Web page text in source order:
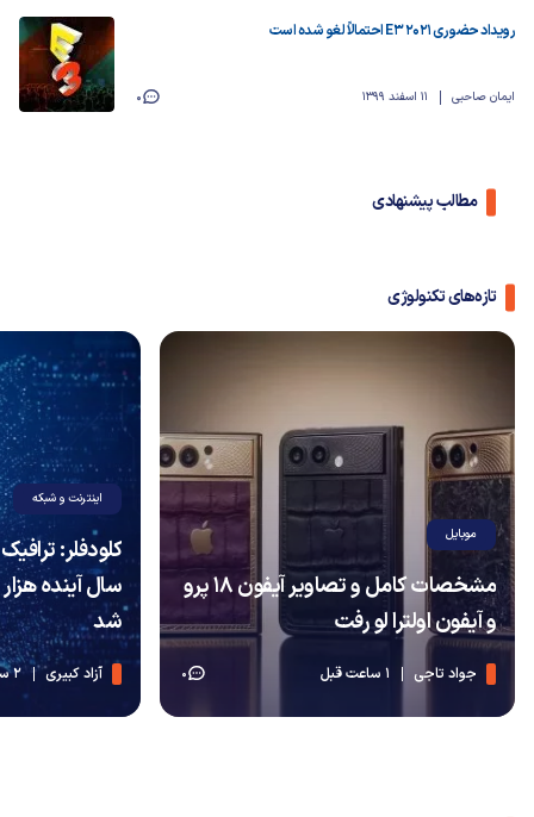
رویداد حضوری E3 2021 احتمالاً لغو شده است
ایمان صاحبی 11 اسفند 1399 0
مطالب پیشنهادی
تازه‌های تکنولوژی
موبایل
مشخصات کامل و تصاویر آیفون ۱۸ پرو
و آیفون اولترا لو رفت
جواد تاجی 1 ساعت قبل 0
اینترنت و شبکه
سال آینده
شد
آزاد کبیری 2 ساعت قبل